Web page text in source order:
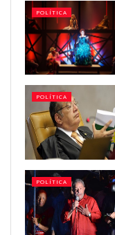
POLÍTICA
POLÍTICA
POLÍTICA